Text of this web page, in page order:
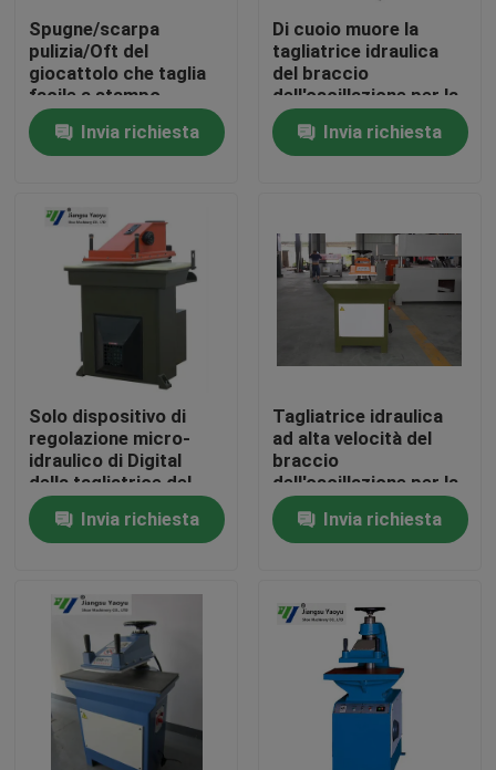
Casa
Circa noi
Giro della fabbrica
Controllo di qualità
Contattici
Richieda una citazione
Macchina tagliante idraulica
Macchina tagliante della pressa idraulica
Tagliatrice idraulica del braccio dell'oscillazione
Spugne/scarpa
pulizia/Oft del
giocattolo che taglia
facile a stampo
tagliente basso a
macchina di incidenza
guasti azionato
Invia richiesta
Di cuoio muore la
tagliatrice idraulica
del braccio
dell'oscillazione per la
scarpa che fa
l'industriaInvia richiesta
Solo dispositivo di
regolazione micro-
idraulico di Digital
della tagliatrice del
braccio
dell'oscillazione della
scarpa
Invia richiesta
Tagliatrice idraulica
ad alta velocità del
braccio
dell'oscillazione per la
fabbricazione del
guanto di cuoio
Invia richiesta